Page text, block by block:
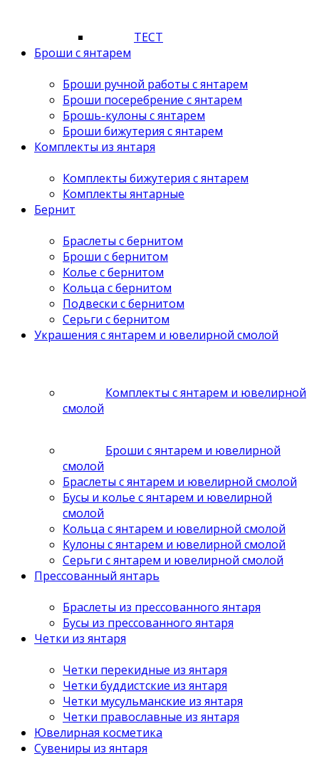
ТЕСТ
Броши с янтарем
Броши ручной работы с янтарем
Броши посеребрение с янтарем
Брошь-кулоны с янтарем
Броши бижутерия с янтарем
Комплекты из янтаря
Комплекты бижутерия с янтарем
Комплекты янтарные
Бернит
Браслеты с бернитом
Броши с бернитом
Колье с бернитом
Кольца с бернитом
Подвески с бернитом
Серьги с бернитом
Украшения с янтарем и ювелирной смолой
Комплекты с янтарем и ювелирной
смолой
Броши с янтарем и ювелирной
смолой
Браслеты с янтарем и ювелирной смолой
Бусы и колье с янтарем и ювелирной
смолой
Кольца с янтарем и ювелирной смолой
Кулоны с янтарем и ювелирной смолой
Серьги с янтарем и ювелирной смолой
Прессованный янтарь
Браслеты из прессованного янтаря
Бусы из прессованного янтаря
Четки из янтаря
Четки перекидные из янтаря
Четки буддистские из янтаря
Четки мусульманские из янтаря
Четки православные из янтаря
Ювелирная косметика
Сувениры из янтаря